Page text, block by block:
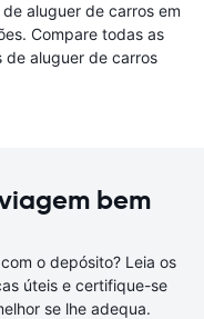
aluguer de carros em
Compare todas as
de aluguer de carros
bem
o depósito? Leia os
úteis e certifique-se
se lhe adequa.